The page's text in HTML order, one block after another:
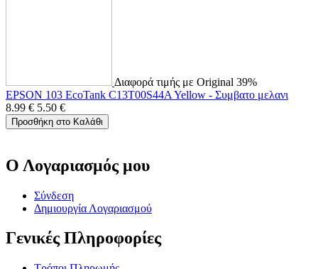
Διαφορά τιμής με Original 39%
EPSON 103 EcoTank C13T00S44A Yellow - Συμβατο μελανι
8.99 € 5.50 €
Προσθήκη στο Καλάθι
Ο Λογαριασμός μου
Σύνδεση
Δημιουργία Λογαριασμού
Γενικές Πληροφορίες